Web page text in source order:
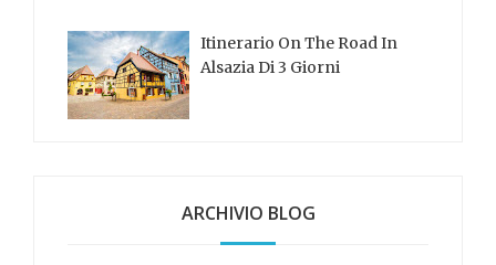
Itinerario On The Road In
Alsazia Di 3 Giorni
ARCHIVIO BLOG